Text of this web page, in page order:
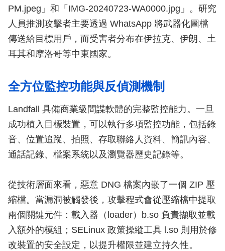
PM.jpeg」和「IMG-20240723-WA0000.jpg」。研究
人員推測攻擊者主要透過 WhatsApp 將武器化圖檔
傳送給目標用戶，而受害者分布在伊拉克、伊朗、土
耳其和摩洛哥等中東國家。
全方位監控功能與反偵測機制
Landfall 具備商業級間諜軟體的完整監控能力。一旦
成功植入目標裝置，可以執行多項監控功能，包括錄
音、位置追蹤、拍照、存取聯絡人資料、簡訊內容、
通話記錄、檔案系統以及瀏覽器歷史記錄等。
從技術層面來看，惡意 DNG 檔案內嵌了一個 ZIP 壓
縮檔。當漏洞被觸發後，攻擊程式會從壓縮檔中提取
兩個關鍵元件：載入器（loader）b.so 負責擷取並載
入額外的模組；SELinux 政策操縱工具 l.so 則用於修
改裝置的安全設定，以提升權限並建立持久性。